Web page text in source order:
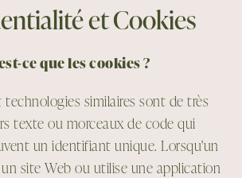
et Cookies
ce que les cookies ?
technologies similaires sont de très
texte ou morceaux de code qui
un identifiant unique. Lorsqu'un
site Web ou utilise une application